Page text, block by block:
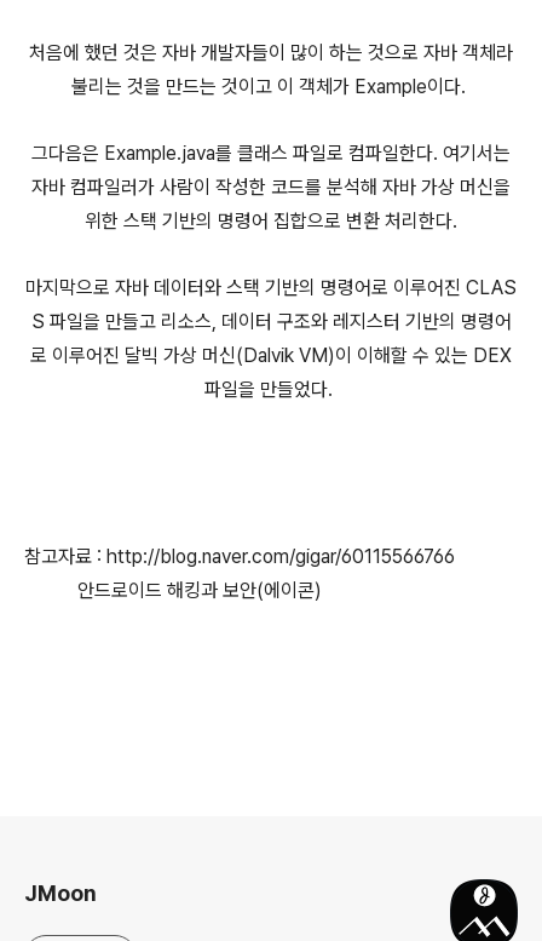
처음에 했던 것은 자바 개발자들이 많이 하는 것으로 자바 객체라
불리는 것을 만드는 것이고 이 객체가 Example이다.
그다음은 Example.java를 클래스 파일로 컴파일한다. 여기서는
자바 컴파일러가 사람이 작성한 코드를 분석해 자바 가상 머신을
위한 스택 기반의 명령어 집합으로 변환 처리한다.
마지막으로 자바 데이터와 스택 기반의 명령어로 이루어진 CLAS
S 파일을 만들고 리소스, 데이터 구조와 레지스터 기반의 명령어
로 이루어진 달빅 가상 머신(Dalvik VM)이 이해할 수 있는 DEX
파일을 만들었다.
참고자료 : http://blog.naver.com/gigar/60115566766
안드로이드 해킹과 보안(에이콘)
JMoon